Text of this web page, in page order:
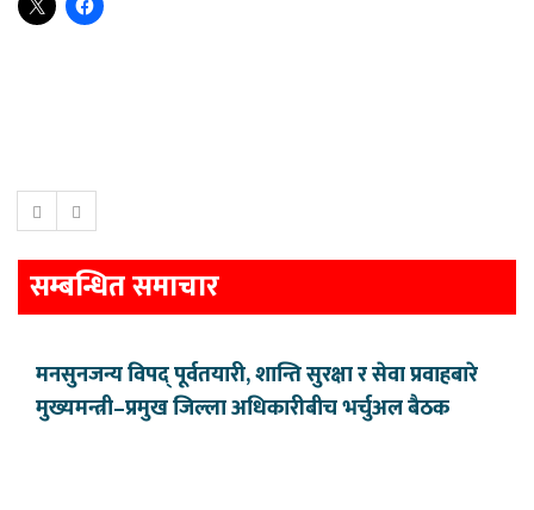
सम्बन्धित समाचार
मनसुनजन्य विपद् पूर्वतयारी, शान्ति सुरक्षा र सेवा प्रवाहबारे
मुख्यमन्त्री–प्रमुख जिल्ला अधिकारीबीच भर्चुअल बैठक